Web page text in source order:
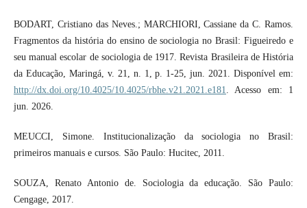
BODART, Cristiano das Neves.; MARCHIORI, Cassiane da C. Ramos.
Fragmentos da história do ensino de sociologia no Brasil: Figueiredo e
seu manual escolar de sociologia de 1917. Revista Brasileira de História
da Educação, Maringá, v. 21, n. 1, p. 1-25, jun. 2021. Disponível em:
http://dx.doi.org/10.4025/10.4025/rbhe.v21.2021.e181. Acesso em: 1
jun. 2026.
MEUCCI, Simone. Institucionalização da sociologia no Brasil:
primeiros manuais e cursos. São Paulo: Hucitec, 2011.
SOUZA, Renato Antonio de. Sociologia da educação. São Paulo:
Cengage, 2017.